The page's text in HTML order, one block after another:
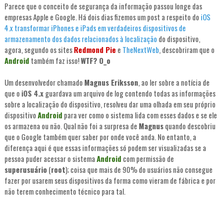
Parece que o conceito de segurança da informação passou longe das
empresas Apple e Google. Há dois dias fizemos um post a respeito do iOS
4.x transformar iPhones e iPads em verdadeiros dispositivos de
armazenamento dos dados relacionados à localização do dispositivo,
agora, segundo os sitesRedmond Pie e TheNextWeb, descobriram que o
Android também faz isso!WTF? O_o
Um desenvolvedor chamado Magnus Eriksson, ao ler sobre a notícia de
que o iOS 4.xguardava um arquivo de log contendo todas as informações
sobre a localização do dispositivo, resolveu dar uma olhada em seu próprio
dispositivoAndroid para ver como o sistema lida com esses dados e se ele
os armazena ou não. Qual não foi a surpresa de Magnusquando descobriu
que o Google também quer saber por onde você anda. No entanto, a
diferença aqui é que essas informações só podem ser visualizadas se a
pessoa puder acessar o sistemaAndroid com permissão de
superusuário (root); coisa que mais de 90% do usuários não consegue
fazer por usarem seus dispositivos da forma como vieram de fábrica e por
não terem conhecimento técnico para tal.